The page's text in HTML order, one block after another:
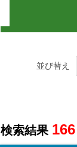
並び替え
検索結果 166